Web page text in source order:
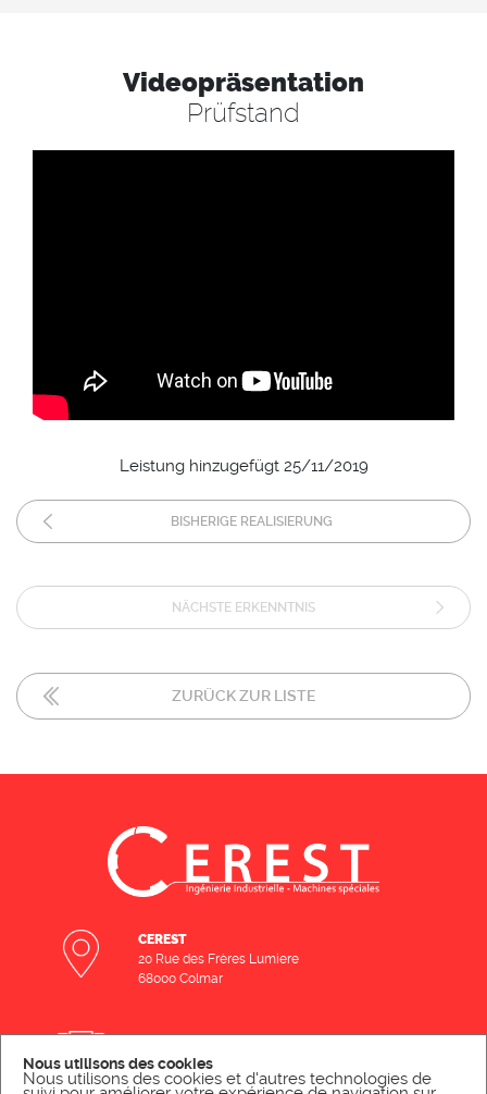
Videopräsentation
Prüfstand
Leistung hinzugefügt 25/11/2019
BISHERIGE REALISIERUNG
NÄCHSTE ERKENNTNIS
ZURÜCK ZUR LISTE
CEREST
20 Rue des Frères Lumiere
68000 Colmar
KONTAKTIEREN SIE UNS PER MAIL
SCHREIBEN SIE UNS
Nous utilisons des cookies
Nous utilisons des cookies et d'autres technologies de